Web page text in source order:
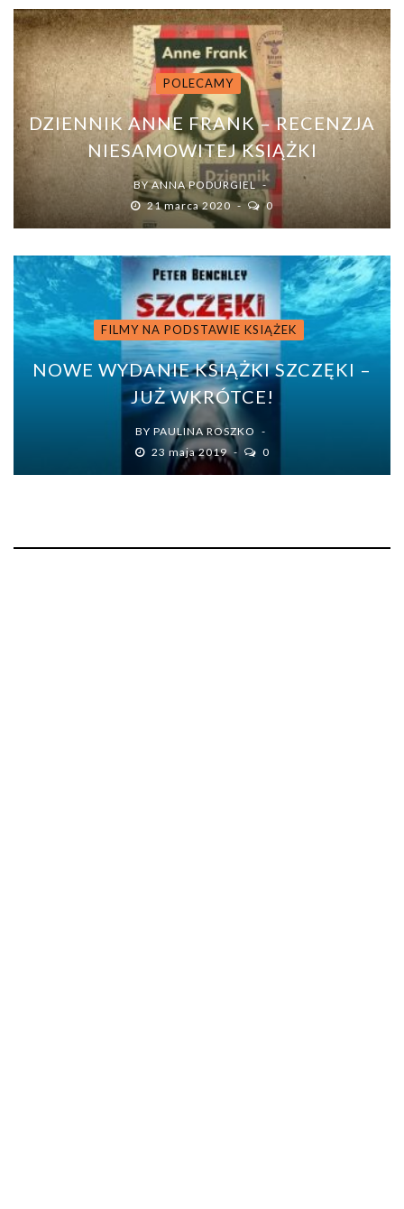
POLECAMY
DZIENNIK ANNE FRANK – RECENZJA
NIESAMOWITEJ KSIĄŻKI
BYANNA PODURGIEL
21 marca 2020
0
FILMY NA PODSTAWIE KSIĄŻEK
NOWE WYDANIE KSIĄŻKI SZCZĘKI –
JUŻ WKRÓTCE!
BY PAULINA ROSZKO
23 maja 2019
0